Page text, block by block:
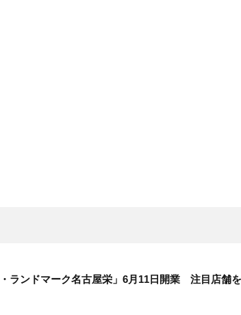
ランドマーク名古屋栄」6月11日開業 注目店舗